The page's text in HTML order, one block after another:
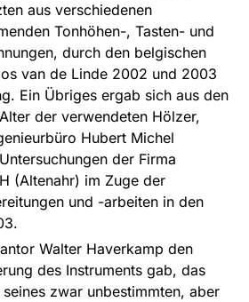
aus verschiedenen
Tonhöhen-, Tasten- und
durch den belgischen
van de Linde 2002 und 2003
Ein Übriges ergab sich aus den
der verwendeten Hölzer,
Hubert Michel
der Firma
(Altenahr) im Zuge der
und -arbeiten in den
Walter Haverkamp den
des Instruments gab, das
zwar unbestimmten, aber